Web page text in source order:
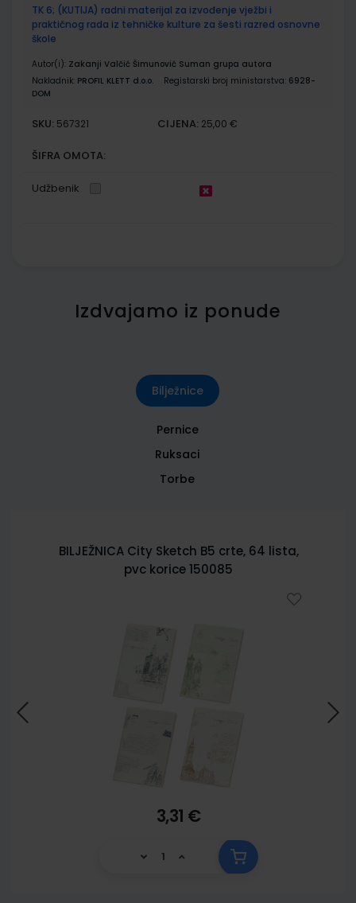
TK 6; (KUTIJA) radni materijal za izvođenje vježbi i
praktičnog rada iz tehničke kulture za šesti razred osnovne
škole
Autor(i): Zakanji Valčić Šimunović Suman grupa autora
Nakladnik: PROFIL KLETT d.o.o. Registarski broj ministarstva: 6928-
DOM
SKU: 567321 CIJENA: 25,00 €
ŠIFRA OMOTA:
Udžbenik
Izdvajamo iz ponude
Bilježnice
Pernice
Ruksaci
Torbe
BILJEŽNICA City Sketch B5 crte, 64 lista,
pvc korice 150085
3,31 €